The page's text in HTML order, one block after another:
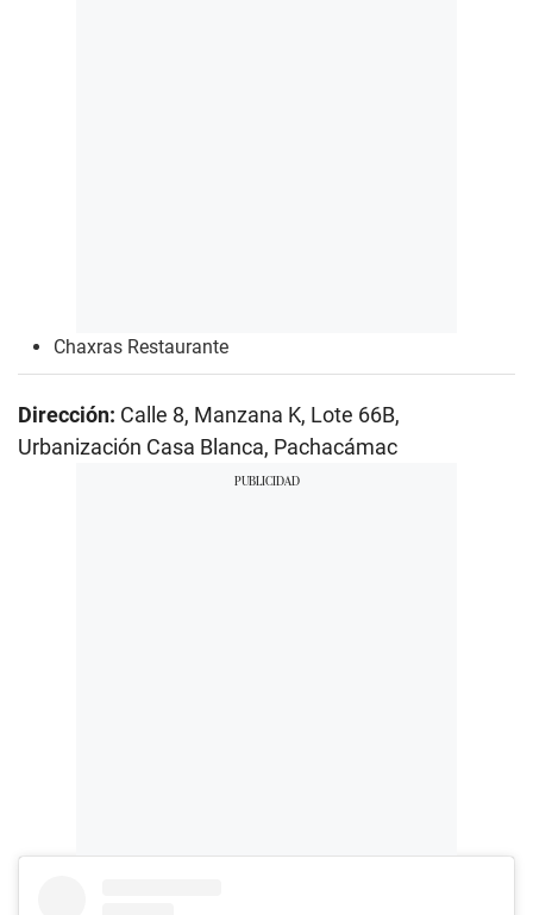
Chaxras Restaurante
Dirección: Calle 8, Manzana K, Lote 66B,
Urbanización Casa Blanca, Pachacámac